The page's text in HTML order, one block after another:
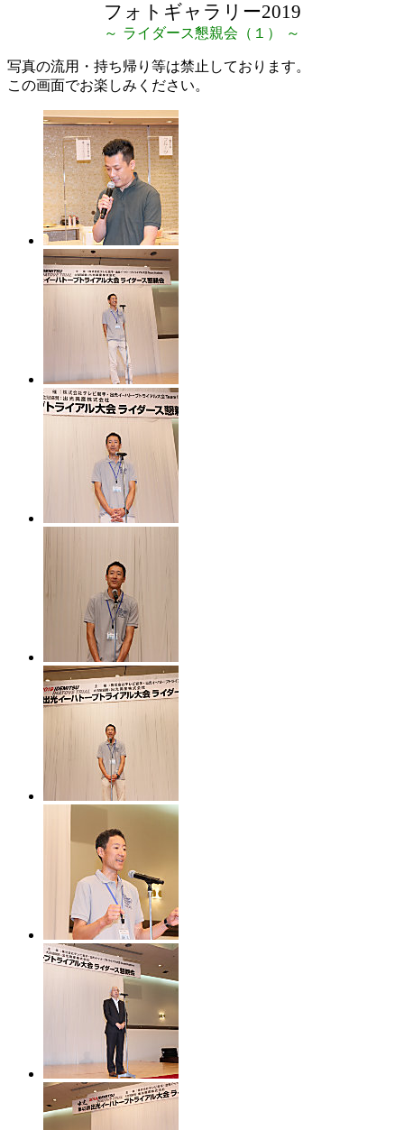
フォトギャラリー2019
ライダース懇親会（１）
写真の流用・持ち帰り等は禁止しております。
この画面でお楽しみください。